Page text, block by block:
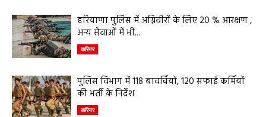
हरियाणा पुलिस में अग्निवीरों के लिए 20 % आरक्षण ,
अन्य सेवाओं में भी...
करियर
पुलिस विभाग में 118 बावर्चियों, 120 सफाई कर्मियों
की भर्ती के निर्देश
करियर